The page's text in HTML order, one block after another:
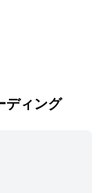
ディング